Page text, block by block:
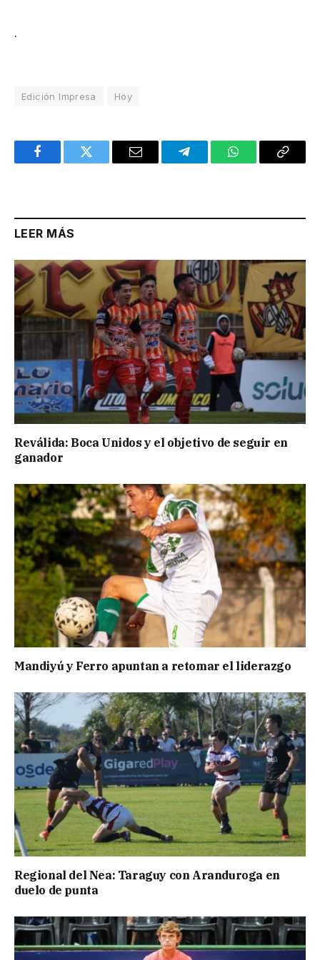
.
Edición Impresa Hoy
FacebookTwitter Email TelegramWhatsAppCopy
LEER MÁS
Reválida: Boca Unidos y el objetivo de seguir en
ganador
Mandiyú y Ferro apuntan a retomar el liderazgo
Regional del Nea: Taraguy con Aranduroga en
duelo de punta